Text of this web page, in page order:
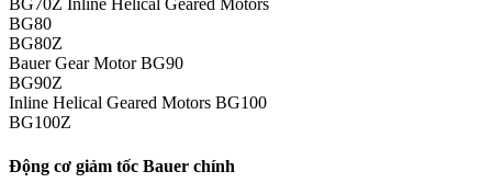
BG70Z Inline Helical Geared Motors
BG80
BG80Z
Bauer Gear Motor BG90
BG90Z
Inline Helical Geared Motors BG100
BG100Z
Động cơ giảm tốc Bauer chính